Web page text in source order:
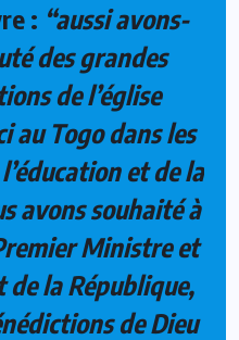
: “aussi avons-
des grandes
de l’église
au Togo dans les
et de la
avons souhaité à
Ministre et
de la République,
de Dieu